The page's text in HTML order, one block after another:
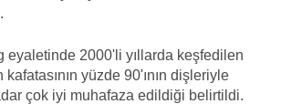
eyaletinde 2000'li yıllarda keşfedilen
yüzde 90'ının dişleriyle
çok iyi muhafaza edildiği belirtildi.